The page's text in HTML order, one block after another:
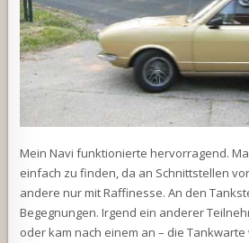
Mein Navi funktionierte hervorragend.
einfach zu finden, da an Schnittstellen
andere nur mit Raffinesse. An den
Begegnungen. Irgend ein anderer
oder kam nach einem an – die